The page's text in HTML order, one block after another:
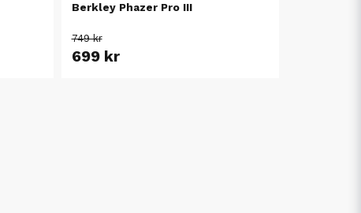
Berkley Phazer Pro III
749 kr
699 kr